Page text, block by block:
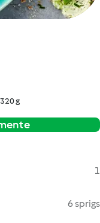
320 g
1
6 sprigs